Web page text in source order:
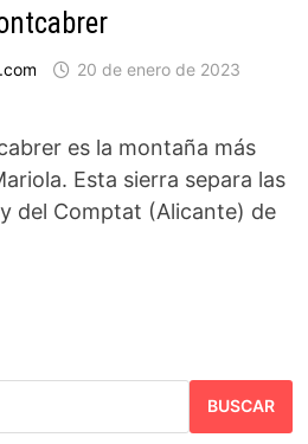
20 de enero de 2023
es la montaña más
Esta sierra separa las
y del Comptat (Alicante) de
BUSCAR